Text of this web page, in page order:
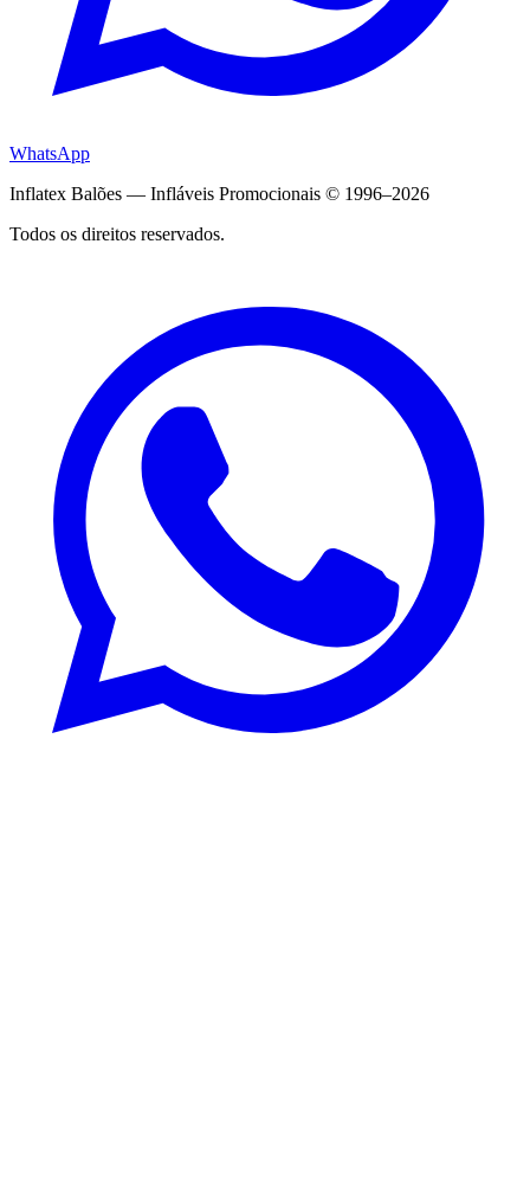
WhatsApp
Inflatex Balões — Infláveis Promocionais © 1996–2026
Todos os direitos reservados.